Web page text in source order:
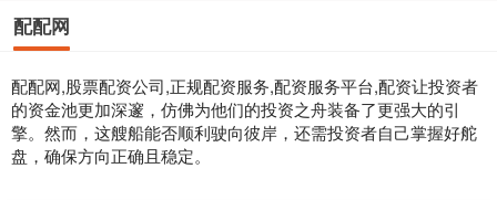
配配网
配配网,股票配资公司,正规配资服务,配资服务平台,配资让投资者
的资金池更加深邃，仿佛为他们的投资之舟装备了更强大的引
擎。然而，这艘船能否顺利驶向彼岸，还需投资者自己掌握好舵
盘，确保方向正确且稳定。